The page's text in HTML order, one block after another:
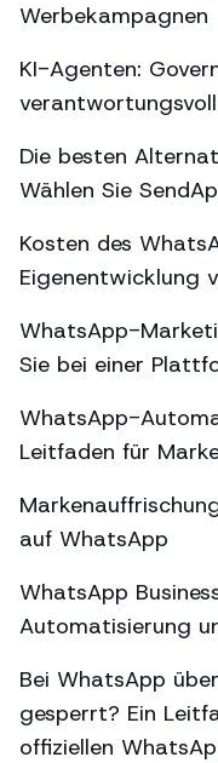
Werbekampagnen
KI-Agenten:
Die besten
Wählen Sie
Kosten des
Eigenentwicklung
WhatsApp-
Sie bei einer
WhatsApp-
Leitfaden für
auf WhatsApp
WhatsApp
Automatisierung
Bei WhatsApp
gesperrt? Ein
offiziellen